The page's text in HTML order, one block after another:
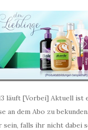
läuft [Vorbei] Aktuell
an dem Abo zu
falls ihr nicht dabei